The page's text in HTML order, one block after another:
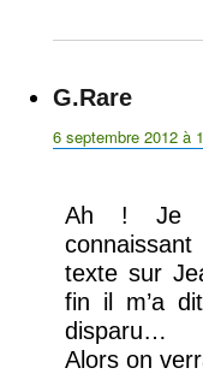
G.Rare
6 septembre 2012 à
Ah ! Je
texte sur
fin il m’a
disparu…
Alors on